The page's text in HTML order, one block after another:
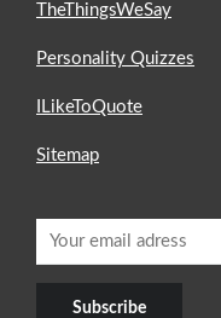
TheThingsWeSay
Personality Quizzes
ILikeToQuote
Sitemap